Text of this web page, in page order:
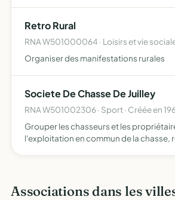
Retro Rural
RNA W501000064 · Loisirs et vie
Organiser des manifestations rurales
Societe De Chasse De Juilley
RNA W501002306 · Sport · Créée en
Grouper les chasseurs et les
l'exploitation en commun de la chasse,
Associations dans les